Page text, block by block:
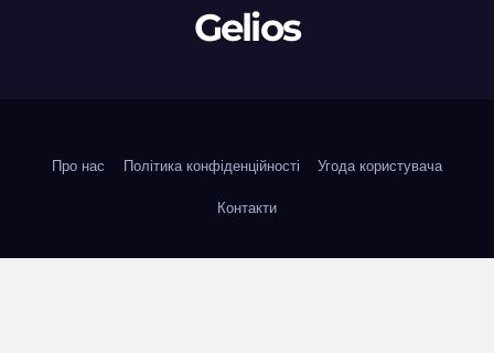
Gelios
Про нас Політика конфіденційності Угода користувача
Контакти